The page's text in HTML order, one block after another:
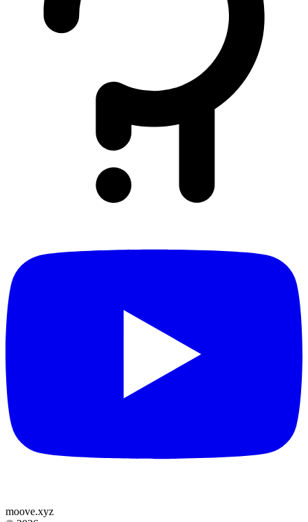
moove.xyz